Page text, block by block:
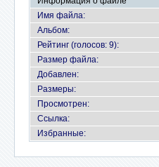
Имя файла:
Альбом:
Рейтинг (голосов: 9):
Размер файла:
Добавлен:
Размеры:
Просмотрен:
Ссылка:
Избранные: